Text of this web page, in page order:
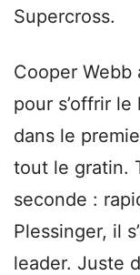
Supercross.
Cooper
pour s’offrir
dans le
tout le gratin.
seconde :
Plessinger, il
leader. Juste